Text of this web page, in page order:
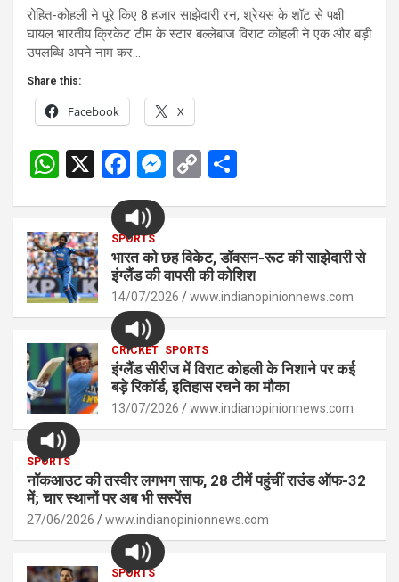
रोहित-कोहली ने पूरे किए 8 हजार साझेदारी रन, श्रेयस के शॉट से पक्षी
घायल भारतीय क्रिकेट टीम के स्टार बल्लेबाज विराट कोहली ने एक और बड़ी
उपलब्धि अपने नाम कर…
Share this:
Facebook X
W
s
A
p
p
X
F
a
ce
b
o
o
k
M
n
g
er
C
Li
n
k
e
SPORTS
भारत को छह विकेट, डॉवसन-रूट की साझेदारी से
इंग्लैंड की वापसी की कोशिश
14/07/2026 www.indianopinionnews.com
CRICKET SPORTS
इंग्लैंड सीरीज में विराट कोहली के निशाने पर कई
बड़े रिकॉर्ड, इतिहास रचने का मौका
13/07/2026 www.indianopinionnews.com
SPORTS
नॉकआउट की तस्वीर लगभग साफ, 28 टीमें पहुंचीं राउंड ऑफ-32
में; चार स्थानों पर अब भी सस्पेंस
27/06/2026 www.indianopinionnews.com
SPORTS